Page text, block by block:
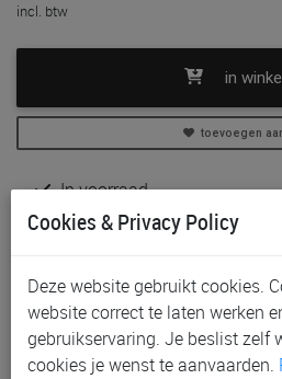
incl. btw
in
toevoegen
In voorraad
Gratis (en direct) af te halen
Gent, Sint-Niklaas en
Andere artikelen uit deze
Cookies & Privacy Policy
Deze website gebruikt cookies.
website correct te laten werken
gebruikservaring. Je beslist zelf
cookies je wenst te aanvaarden.